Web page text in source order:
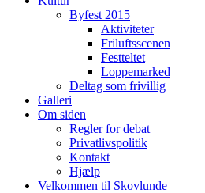
Byfest 2015
Aktiviteter
Friluftsscenen
Festteltet
Loppemarked
Deltag som frivillig
Galleri
Om siden
Regler for debat
Privatlivspolitik
Kontakt
Hjælp
Velkommen til Skovlunde